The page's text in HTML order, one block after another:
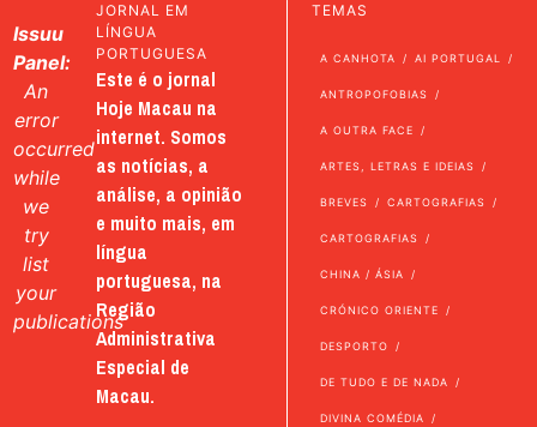
Issuu
Panel:
An
error
occurred
while
we
try
list
your
publications
JORNAL EM
LÍNGUA
PORTUGUESA
Este é o jornal
Hoje Macau na
internet. Somos
as notícias, a
análise, a opinião
e muito mais, em
língua
portuguesa, na
Região
Administrativa
Especial de
Macau.
TEMAS
A CANHOTA AI PORTUGAL
ANTROPOFOBIAS
A OUTRA FACE
ARTES, LETRAS E IDEIAS
BREVES CARTOGRAFIAS
CARTOGRAFIAS
CHINA / ÁSIA
CRÓNICO ORIENTE
DESPORTO
DE TUDO E DE NADA
DIVINA COMÉDIA